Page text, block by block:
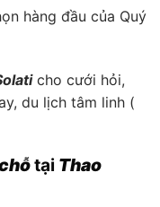
hàng đầu của Quý
cho cưới hỏi,
du lịch tâm linh (
tại Thao